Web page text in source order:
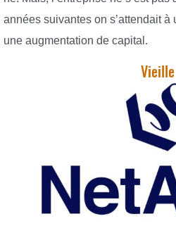
années suivantes on s’attendait
une augmentation de capital.
Vieille